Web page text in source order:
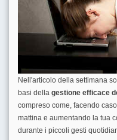
Nell'articolo della settimana
basi della gestione efficace
compreso come, facendo
mattina e aumentando la tua
durante i piccoli gesti